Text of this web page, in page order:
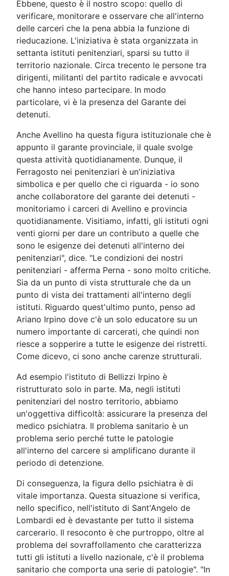
Ebbene, questo è il nostro scopo: quello di
verificare, monitorare e osservare che all'interno
delle carceri che la pena abbia la funzione di
rieducazione. L'iniziativa è stata organizzata in
settanta istituti penitenziari, sparsi su tutto il
territorio nazionale. Circa trecento le persone tra
dirigenti, militanti del partito radicale e avvocati
che hanno inteso partecipare. In modo
particolare, vi è la presenza del Garante dei
detenuti.
Anche Avellino ha questa figura istituzionale che è
appunto il garante provinciale, il quale svolge
questa attività quotidianamente. Dunque, il
Ferragosto nei penitenziari è un'iniziativa
simbolica e per quello che ci riguarda - io sono
anche collaboratore del garante dei detenuti -
monitoriamo i carceri di Avellino e provincia
quotidianamente. Visitiamo, infatti, gli istituti ogni
venti giorni per dare un contributo a quelle che
sono le esigenze dei detenuti all'interno dei
penitenziari", dice. "Le condizioni dei nostri
penitenziari - afferma Perna - sono molto critiche.
Sia da un punto di vista strutturale che da un
punto di vista dei trattamenti all'interno degli
istituti. Riguardo quest'ultimo punto, penso ad
Ariano Irpino dove c'è un solo educatore su un
numero importante di carcerati, che quindi non
riesce a sopperire a tutte le esigenze dei ristretti.
Come dicevo, ci sono anche carenze strutturali.
Ad esempio l'istituto di Bellizzi Irpino è
ristrutturato solo in parte. Ma, negli istituti
penitenziari del nostro territorio, abbiamo
un'oggettiva difficoltà: assicurare la presenza del
medico psichiatra. Il problema sanitario è un
problema serio perché tutte le patologie
all'interno del carcere si amplificano durante il
periodo di detenzione.
Di conseguenza, la figura dello psichiatra è di
vitale importanza. Questa situazione si verifica,
nello specifico, nell'istituto di Sant'Angelo de
Lombardi ed è devastante per tutto il sistema
carcerario. Il resoconto è che purtroppo, oltre al
problema del sovraffollamento che caratterizza
tutti gli istituti a livello nazionale, c'è il problema
sanitario che comporta una serie di patologie". "In